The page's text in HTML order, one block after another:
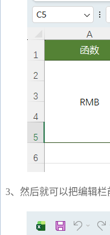
3、然后就可以把编辑